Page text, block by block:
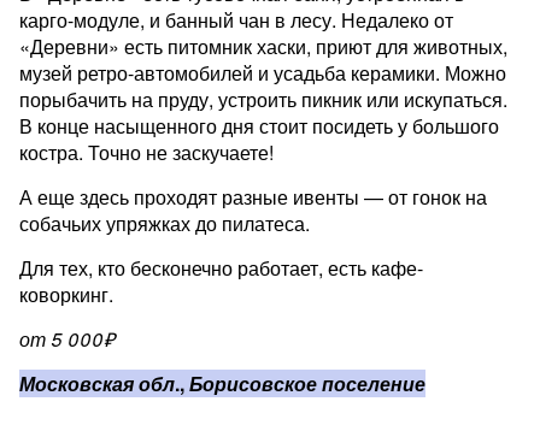
карго-модуле, и банный чан в лесу. Недалеко от
«Деревни» есть питомник хаски, приют для животных,
музей ретро-автомобилей и усадьба керамики. Можно
порыбачить на пруду, устроить пикник или искупаться.
В конце насыщенного дня стоит посидеть у большого
костра. Точно не заскучаете!
А еще здесь проходят разные ивенты — от гонок на
собачьих упряжках до пилатеса.
Для тех, кто бесконечно работает, есть кафе-
коворкинг.
от 5 000₽
Московская обл.,Борисовское поселение